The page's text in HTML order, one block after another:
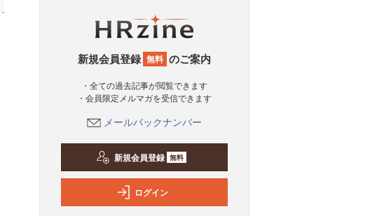
新規会員登録 無料 のご案内
・全ての過去記事が閲覧できます
・会員限定メルマガを受信できます
メールバックナンバー
新規会員登録 無料
ログイン